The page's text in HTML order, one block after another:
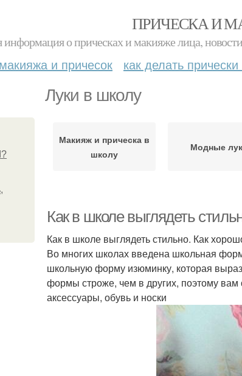
ПРИЧЕСКА И
информация о прическах и макияже лица,
и причесок как делать
Луки в школу
Макияж и прическа в
школу
Модные
Как в школе выглядеть
Как в школе выглядеть стильно. Как
Во многих школах введена школьная
школьную форму изюминку, которая
формы строже, чем в других, поэтому
аксессуары, обувь и носки